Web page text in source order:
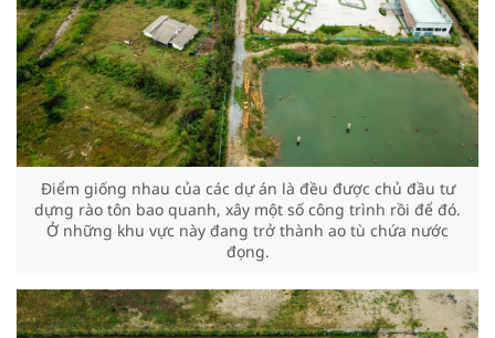
Điểm giống nhau của các dự án là đều được chủ đầu tư
dựng rào tôn bao quanh, xây một số công trình rồi để đó.
Ở những khu vực này đang trở thành ao tù chứa nước
đọng.